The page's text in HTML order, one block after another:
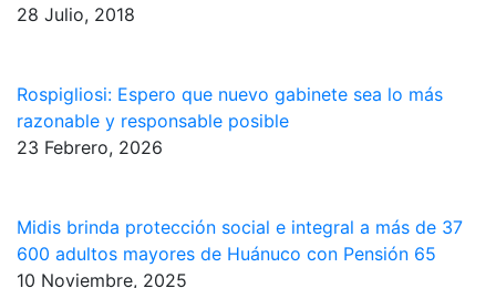
28 Julio, 2018
Rospigliosi: Espero que nuevo gabinete sea lo más
razonable y responsable posible
23 Febrero, 2026
Midis brinda protección social e integral a más de 37
600 adultos mayores de Huánuco con Pensión 65
10 Noviembre, 2025